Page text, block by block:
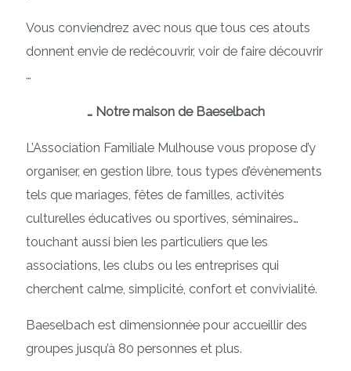
Vous conviendrez avec nous que tous ces atouts
donnent envie de redécouvrir, voir de faire découvrir
…
… Notre maison de Baeselbach
L’Association Familiale Mulhouse vous propose d’y
organiser, en gestion libre, tous types d’évènements
tels que mariages, fêtes de familles, activités
culturelles éducatives ou sportives, séminaires…
touchant aussi bien les particuliers que les
associations, les clubs ou les entreprises qui
cherchent calme, simplicité, confort et convivialité.
Baeselbach est dimensionnée pour accueillir des
groupes jusqu’à 80 personnes et plus.